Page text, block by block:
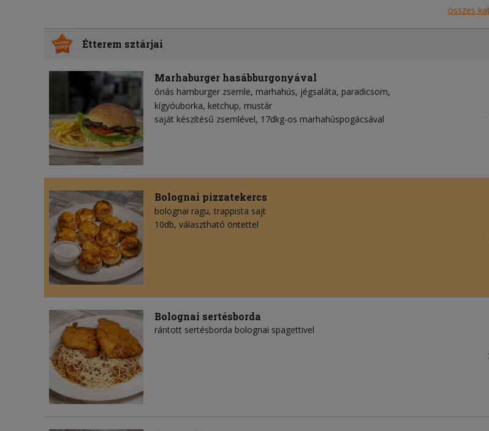
összes
Étterem sztárjai
Marhaburger hasábburgonyával
óriás hamburger zsemle marhahús jégsaláta paradicsom
kígyóuborka ketchup mustár
saját készítésű zsemlével, 17dkg-os marhahúspogácsával
Bolognai pizzatekercs
bolognai ragu trappista sajt
10db, választható öntettel
Bolognai sertésborda
rántott sertésborda bolognai spagettivel